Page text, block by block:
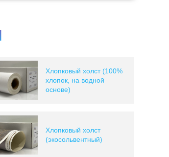
Хлопковый холст (100%
хлопок, на водной
основе)
Хлопковый холст
(экосольвентный)